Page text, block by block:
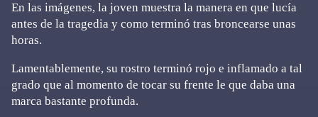
En las imágenes, la joven muestra la manera en que lucía
antes de la tragedia y como terminó tras broncearse unas
horas.
Lamentablemente, su rostro terminó rojo e inflamado a tal
grado que al momento de tocar su frente le que daba una
marca bastante profunda.